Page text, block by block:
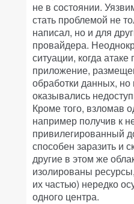
не в состоянии.
стать проблемой не
написал, но и для
провайдера.
ситуации, когда атаке
приложение,
обработки данных,
оказывались
Кроме того, взломав
например получив к
привилегированный
способен заразить и
другие в этом же
изолированы
их частью) нередко
одного центра.